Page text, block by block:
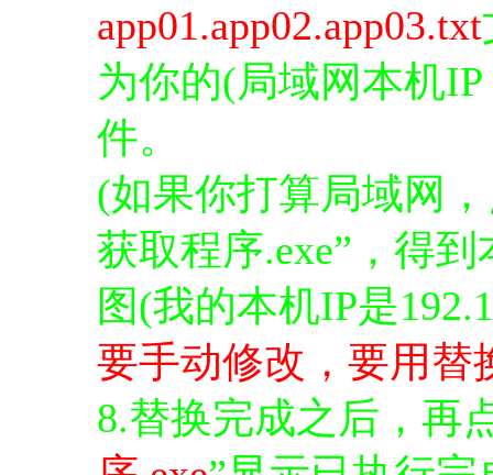
app01.app02.app03.txt
为你的(局域网本机
件。
(如果你打算局域网
获取程序.exe”，得
图(我的本机IP是
要手动修改，要用替
8.替换完成之后，再